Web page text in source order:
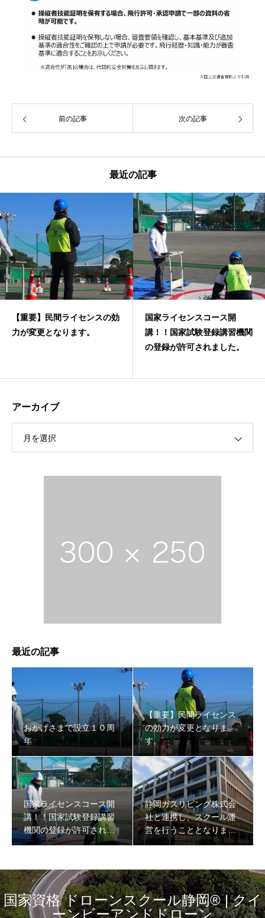
前の記事 次の記事
最近の記事
【重要】民間ライセンスの効
力が変更となります。
国家ライセンスコース開
講！！国家試験登録講習機関
の登録が許可されました。
アーカイブ
月を選択
最近の記事
おかげさまで設立１０周
年
【重要】民間ライセンス
の効力が変更となりま
す。
国家ライセンスコース開
講！！国家試験登録講習
機関の登録が許可されま
した。
静岡ガスリビング株式会
社と連携し、スクール運
営を行うこととなりまし
た。
国家資格 ドローンスクール静岡® | クイ
ーンビーアンドドローン